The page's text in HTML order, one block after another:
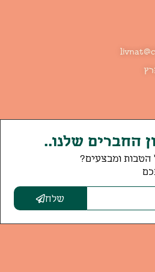
החברים שלנו..
הטבות ומבצעים?
שלח